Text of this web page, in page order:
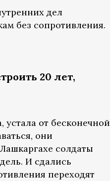
дел
без сопротивления.
20 лет,
устала от бесконечной
они
солдаты
И сдались
переходят